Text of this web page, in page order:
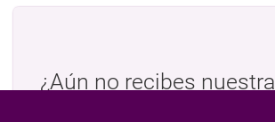
¿Aún no recibes nuestra